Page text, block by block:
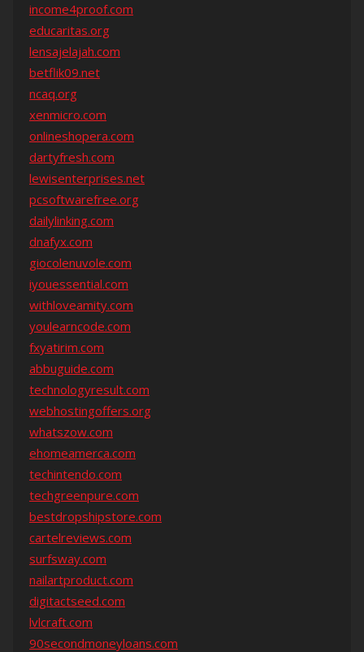
income4proof.com
educaritas.org
lensajelajah.com
betflik09.net
ncaq.org
xenmicro.com
onlineshopera.com
dartyfresh.com
lewisenterprises.net
pcsoftwarefree.org
dailylinking.com
dnafyx.com
giocolenuvole.com
iyouessential.com
withloveamity.com
youlearncode.com
fxyatirim.com
abbuguide.com
technologyresult.com
webhostingoffers.org
whatszow.com
ehomeamerca.com
techintendo.com
techgreenpure.com
bestdropshipstore.com
cartelreviews.com
surfsway.com
nailartproduct.com
digitactseed.com
lvlcraft.com
90secondmoneyloans.com